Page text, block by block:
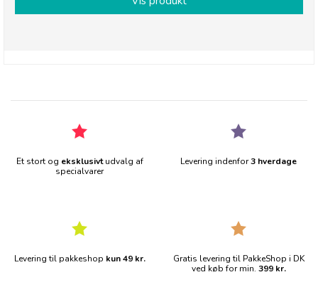
Et stort og eksklusivtudvalg af
specialvarer
Levering indenfor3 hverdage
Levering til pakkeshop kun 49 kr.
Gratis levering til PakkeShop i DK
ved køb for min. 399 kr.